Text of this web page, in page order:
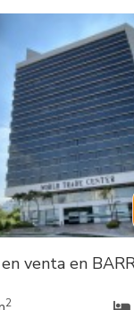
VER INMUEBLE
venta en
2